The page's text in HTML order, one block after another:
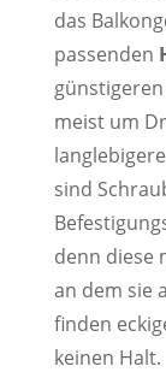
das
passenden
meist um
sind
denn diese
an dem sie
finden
keinen Halt.